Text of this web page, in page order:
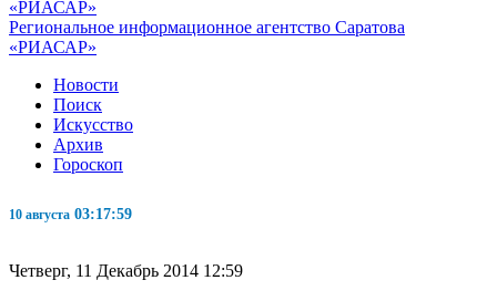
Региональное информационное агентство Саратова
«РИАСАР»
Новости
Поиск
Искусство
Архив
Гороскоп
10 августа 03:18:00
Четверг, 11 Декабрь 2014 12:59